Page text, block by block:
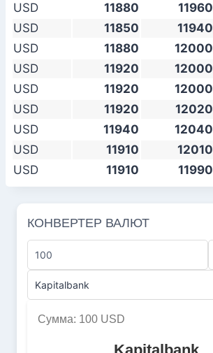
USD
11880 11960
USD
11850 11940
USD
11880 12000
USD
11920 12000
USD
11920 12000
USD
11920 12020
USD
11940 12040
USD
11910 12010
USD
11910 11990
КОНВЕРТЕР ВАЛЮТ
Сумма: 100 USD